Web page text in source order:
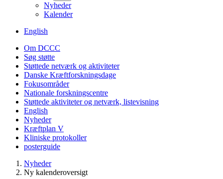
Nyheder
Kalender
English
Om DCCC
Søg støtte
Støttede netværk og aktiviteter
Danske Kræftforskningsdage
Fokusområder
Nationale forskningscentre
Støttede aktiviteter og netværk, listevisning
English
Nyheder
Kræftplan V
Kliniske protokoller
posterguide
Nyheder
Ny kalenderoversigt